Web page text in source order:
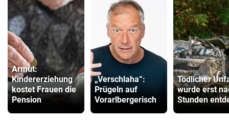
Armut:
Kindererziehung
kostet Frauen die
Pension
„Verschlaha“:
Prügeln auf
Vorarlbergerisch
Tödlicher
wurde erst
Stunden